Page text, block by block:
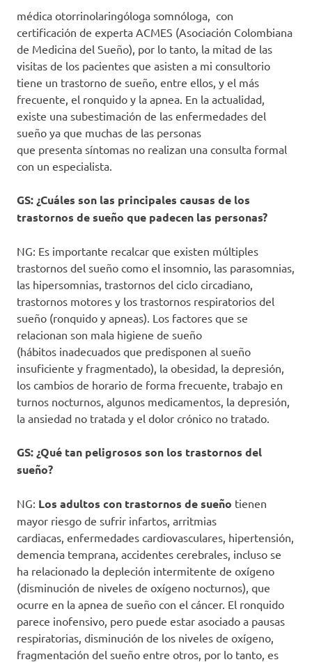
médica otorrinolaringóloga somnóloga, con
certificación de experta ACMES (Asociación Colombiana
de Medicina del Sueño), por lo tanto, la mitad de las
visitas de los pacientes que asisten a mi consultorio
tiene un trastorno de sueño, entre ellos, y el más
frecuente, el ronquido y la apnea. En la actualidad,
existe una subestimación de las enfermedades del
sueño ya que muchas de las personas
que presenta síntomas no realizan una consulta formal
con un especialista.
GS: ¿Cuáles son las principales causas de los
trastornos de sueño que padecen las personas?
NG: Es importante recalcar que existen múltiples
trastornos del sueño como el insomnio, las parasomnias,
las hipersomnias, trastornos del ciclo circadiano,
trastornos motores y los trastornos respiratorios del
sueño (ronquido y apneas). Los factores que se
relacionan son mala higiene de sueño
(hábitos inadecuados que predisponen al sueño
insuficiente y fragmentado), la obesidad, la depresión,
los cambios de horario de forma frecuente, trabajo en
turnos nocturnos, algunos medicamentos, la depresión,
la ansiedad no tratada y el dolor crónico no tratado.
GS: ¿Qué tan peligrosos son los trastornos del
sueño?
NG: Los adultos con trastornos de sueño tienen
mayor riesgo de sufrir infartos, arritmias
cardiacas, enfermedades cardiovasculares, hipertensión,
demencia temprana, accidentes cerebrales, incluso se
ha relacionado la depleción intermitente de oxígeno
(disminución de niveles de oxígeno nocturnos), que
ocurre en la apnea de sueño con el cáncer. El ronquido
parece inofensivo, pero puede estar asociado a pausas
respiratorias, disminución de los niveles de oxígeno,
fragmentación del sueño entre otros, por lo tanto, es